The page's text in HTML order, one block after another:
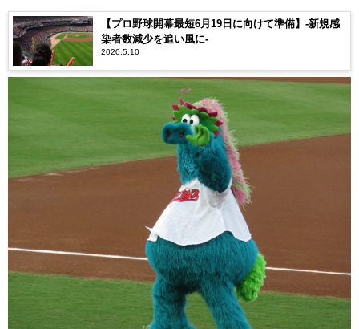
【プロ野球開幕最短6月19日に向けて準備】-新規感
染者数減少を追い風に-
2020.5.10